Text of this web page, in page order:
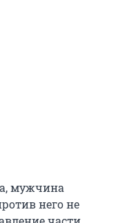
мужчина
него не